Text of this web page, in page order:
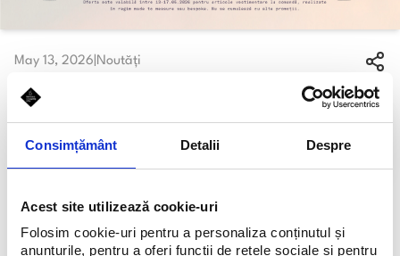
Consimțământ Detalii Despre
Acest site utilizează cookie-uri
Folosim cookie-uri pentru a personaliza conținutul și
anunțurile, pentru a oferi funcții de rețele sociale și pentru
May 13, 2026 Noutăți
Viggo Tailoring deschide un nou capitol al
Descoperă exeperiența Xclusive în Băneasa Shopping City și
Viggo.